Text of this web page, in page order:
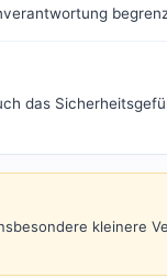
das
kleinere